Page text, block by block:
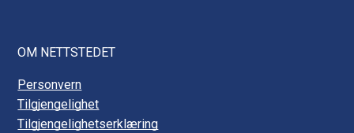
OM NETTSTEDET
Personvern
Tilgjengelighet
Tilgjengelighetserklæring